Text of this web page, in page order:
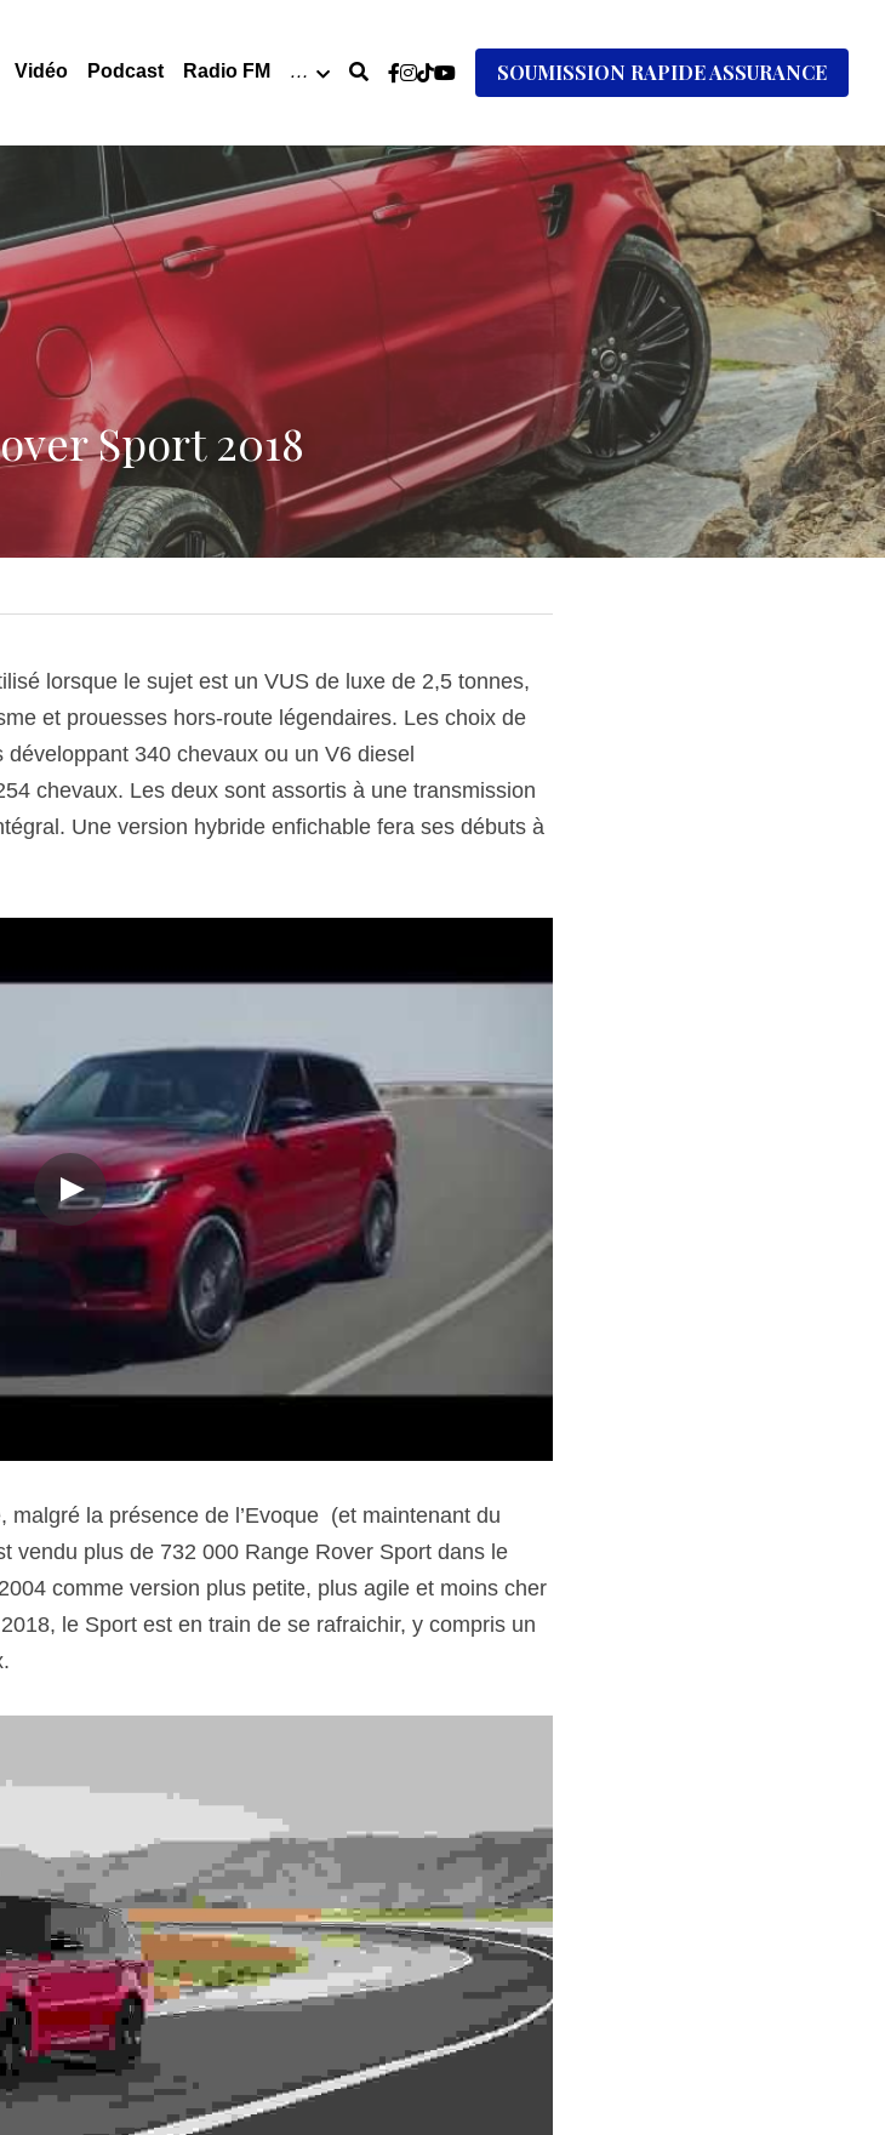
Vidéo Podcast Radio FM … SOUMISSION RAPIDE ASSURANCE
Sport 2018
lorsque le sujet est un VUS de luxe de 2,5 tonnes,
et prouesses hors-route légendaires. Les choix de
340 chevaux ou un V6 diesel
chevaux. Les deux sont assortis à une transmission
Une version hybride enfichable fera ses débuts à
la présence de l’Evoque  (et maintenant du
vendu plus de 732 000 Range Rover Sport dans le
comme version plus petite, plus agile et moins cher
le Sport est en train de se rafraichir, y compris un